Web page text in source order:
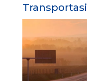
Transportasi